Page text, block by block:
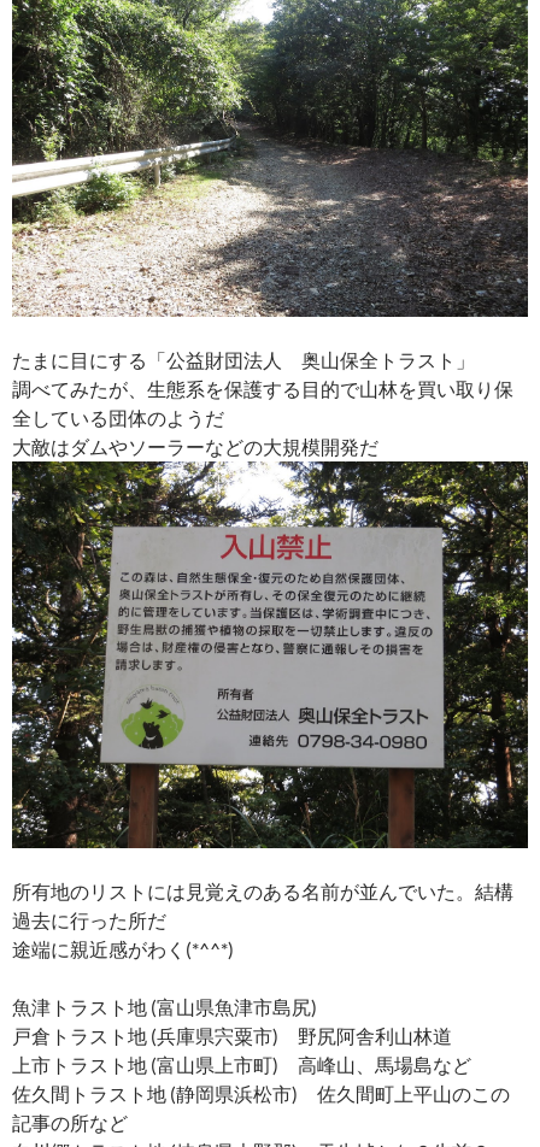
たまに目にする「公益財団法人 奥山保全トラスト」
調べてみたが、生態系を保護する目的で山林を買い取り保
全している団体のようだ
大敵はダムやソーラーなどの大規模開発だ
所有地のリストには見覚えのある名前が並んでいた。結構
過去に行った所だ
途端に親近感がわく(*^^*)
魚津トラスト地 (富山県魚津市島尻)
戸倉トラスト地 (兵庫県宍粟市) 野尻阿舎利山林道
上市トラスト地 (富山県上市町) 高峰山、馬場島など
佐久間トラスト地 (静岡県浜松市) 佐久間町上平山のこの
記事の所など